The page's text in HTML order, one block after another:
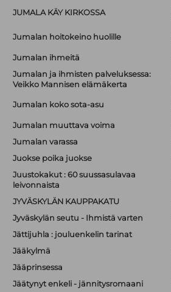
JUMALA KÄY KIRKOSSA
Jumalan hoitokeino huolille
Jumalan ihmeitä
Jumalan ja ihmisten palveluksessa:
Veikko Mannisen elämäkerta
Jumalan koko sota-asu
Jumalan muuttava voima
Jumalan varassa
Juokse poika juokse
Juustokakut : 60 suussasulavaa
leivonnaista
JYVÄSKYLÄN KAUPPAKATU
Jyväskylän seutu - Ihmistä varten
Jättijuhla : jouluenkelin tarinat
Jääkylmä
Jääprinsessa
Jäätynyt enkeli - jännitysromaani